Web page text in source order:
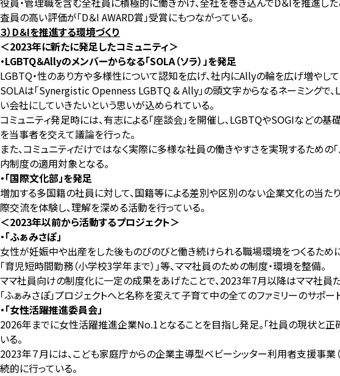
査員の高い評価が「D＆I AWARD賞」受賞にもつながっている。
３）D＆Iを推進する環境づくり
＜2023年に新たに発足したコミュニティ＞
・LGBTQ＆Allyのメンバーからなる「SOLA（ソラ）」を発足
LGBTQ・性のあり方や多様性について認知を広げ、社内にAllyの輪を広げ増やして
SOLAは「Synergistic Openness LGBTQ & Ally」の頭文字からなるネーミングで
い会社にしていきたいという思いが込められている。
コミュニティ発足時には、有志による「座談会」を開催し、LGBTQやSOGIなど
を当事者を交えて議論を行った。
また、コミュニティだけではなく実際に多様な社員の働きやすさを実現するため
内制度の適用対象となる。
・「国際文化部」を発足
増加する多国籍の社員に対して、国籍等による差別や区別のない企業文化の当た
際交流を体験し、理解を深める活動を行っている。
＜2023年以前から活動するプロジェクト＞
・「ふぁみさぽ」
女性が妊娠中や出産をした後ものびのびと働き続けられる職場環境をつくるために
「育児短時間勤務（小学校3学年まで）」等、ママ社員のための制度・環境を整備。
ママ社員向けの制度化に一定の成果をあげたことで、2023年7月以降はママ社員
「ふぁみさぽ」プロジェクトへと名称を変えて子育て中の全てのファミリーのサポ
・「女性活躍推進委員会」
2026年までに女性活躍推進企業No.1となることを目指し発足。「社員の現状と
いる。
2023年７月には、こども家庭庁からの企業主導型ベビーシッター利用者支援事業
続的に行っている。